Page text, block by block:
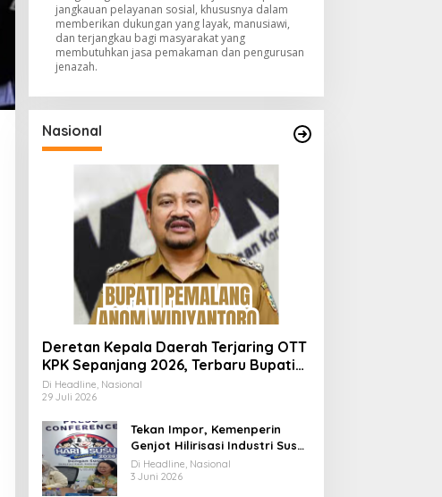
jangkauan pelayanan sosial, khususnya dalam
memberikan dukungan yang layak, manusiawi,
dan terjangkau bagi masyarakat yang
membutuhkan jasa pemakaman dan pengurusan
jenazah.
Nasional
Deretan Kepala Daerah Terjaring OTT
KPK Sepanjang 2026, Terbaru Bupati
Pemalang Anom Widiyantoro
Di Headline, Nasional
29 Juli 2026
Tekan Impor, Kemenperin
Genjot Hilirisasi Industri Susu
Lewat Momen Hari Susu
Nusantara 2026
Di Headline, Nasional
3 Juni 2026